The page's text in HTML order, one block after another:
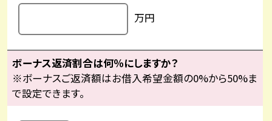
万円
ボーナス返済割合は何％にしますか？
※ボーナスご返済額はお借入希望金額の0%から50%ま
で設定できます。